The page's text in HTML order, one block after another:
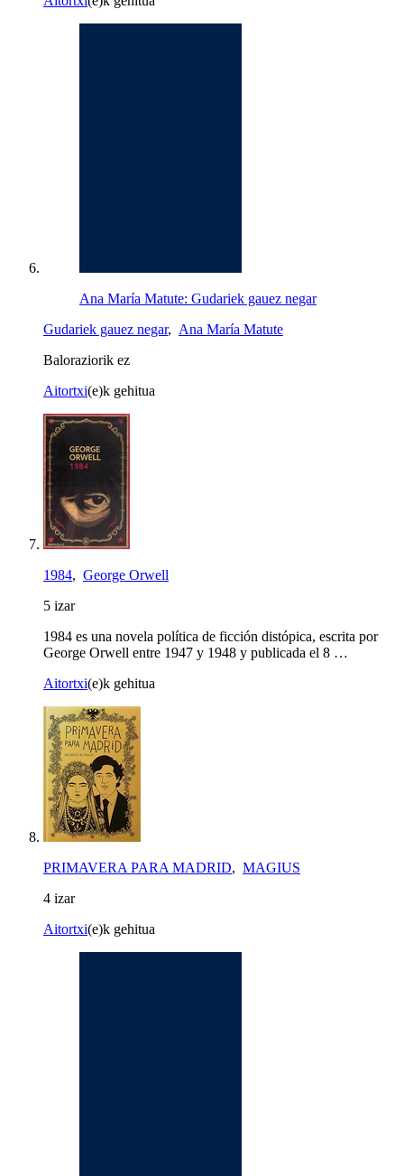
Ana María Matute: Gudariek gauez negar
Gudariek gauez negar, Ana María Matute
Baloraziorik ez
Aitortxi(e)k gehitua
1984, George Orwell
5 izar
1984 es una novela política de ficción distópica, escrita por
George Orwell entre 1947 y 1948 y publicada el 8 …
Aitortxi(e)k gehitua
PRIMAVERA PARA MADRID, MAGIUS
4 izar
Aitortxi(e)k gehitua